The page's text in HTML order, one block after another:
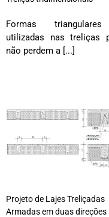
Formas
utilizadas nas treliças
não perdem a [...]
Projeto de Lajes Treliçadas
Armadas em duas direções